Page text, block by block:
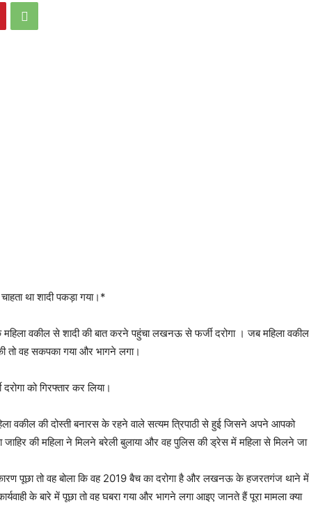
था शादी पकड़ा गया।*
वकील से शादी की बात करने पहुंचा लखनऊ से फर्जी दरोगा । जब महिला वकील
तो वह सकपका गया और भागने लगा।
को गिरफ्तार कर लिया।
वकील की दोस्ती बनारस के रहने वाले सत्यम त्रिपाठी से हुई जिसने अपने आपको
जाहिर की महिला ने मिलने बरेली बुलाया और वह पुलिस की ड्रेस में महिला से मिलने जा
पूछा तो वह बोला कि वह 2019 बैच का दरोगा है और लखनऊ के हजरतगंज थाने में
के बारे में पूछा तो वह घबरा गया और भागने लगा आइए जानते हैं पूरा मामला क्या